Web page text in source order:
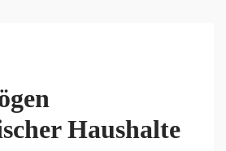
Haushalte